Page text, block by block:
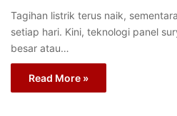
Tagihan listrik terus naik,
setiap hari. Kini, teknologi panel
besar atau…
Read More »